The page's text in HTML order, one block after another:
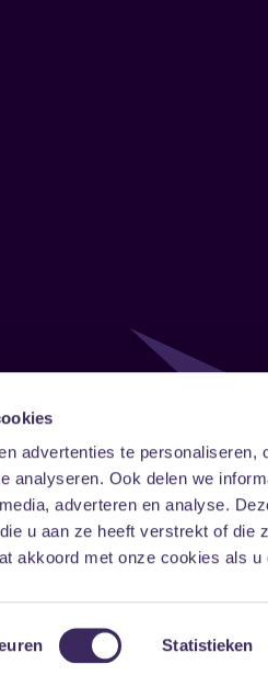
advertenties te personaliseren,
analyseren. Ook delen we
adverteren en analyse.
u aan ze heeft verstrekt of die
akkoord met onze cookies als u
Statistieken
FacebookInstagramLinkedIn